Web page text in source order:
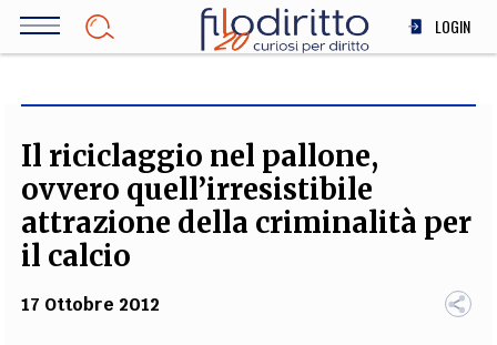
Salta
LOGIN
SOCIETÀ
MEDICINA
SCIENZA
Il riciclaggio nel pallone,
ovvero quell’irresistibile
attrazione della criminalità per
il calcio
17 Ottobre 2012